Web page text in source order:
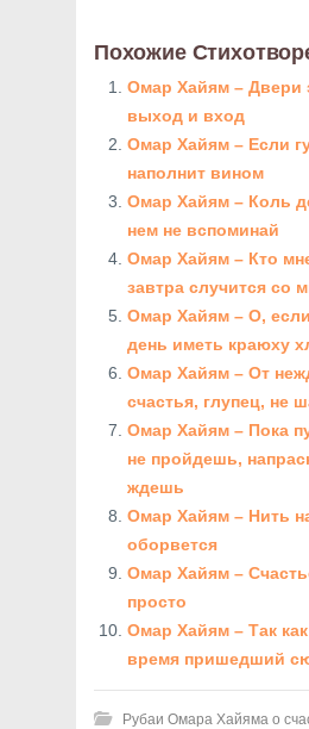
Похожие
Омар Хайям – Двери
выход и вход
Омар Хайям – Если
наполнит вином
Омар Хайям – Коль
нем не вспоминай
Омар Хайям – Кто
завтра случится со
Омар Хайям – О,
день иметь краюху
Омар Хайям – От
счастья, глупец, не
Омар Хайям – Пока
не пройдешь,
ждешь
Омар Хайям – Нить
оборвется
Омар Хайям –
просто
Омар Хайям – Так
время пришедший
Рубаи Омара Хайяма о